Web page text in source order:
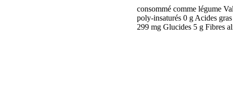
consommé comme légume
poly-insaturés 0 g Acides
299 mg Glucides 5 g Fibres